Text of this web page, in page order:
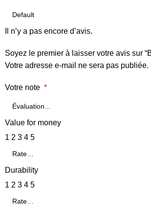
Il n’y a pas encore d’avis.
Soyez le premier à laisser votre avis sur
Votre adresse e-mail ne sera pas publiée.
Votre note *
Value for money
1 2 3 4 5
Durability
1 2 3 4 5